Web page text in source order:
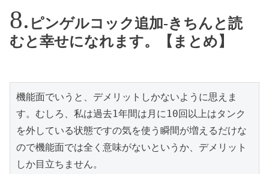
ピンゲルコック追加-きちんと読
むと幸せになれます。【まとめ】
機能面でいうと、デメリットしかないように思えま
す。むしろ、私は過去1年間は月に10回以上はタンク
を外している状態ですの気を使う瞬間が増えるだけな
ので機能面では全く意味がないというか、デメリット
しか目立ちません。